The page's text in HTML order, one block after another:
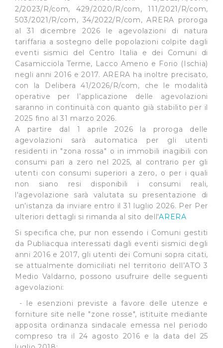
2/2023/R/com, 429/2020/R/com, 111/2021/R/com,
503/2021/R/com, 34/2022/R/com, ARERA proroga
al 31 dicembre 2026 le agevolazioni di natura
tariffaria a sostegno delle popolazioni colpite dagli
eventi sismici del Centro Italia e dei Comuni di
Casamicciola Terme, Lacco Ameno e Forio (Ischia)
negli anni 2016 e 2017. ARERA ha inoltre precisato,
con la Delibera 41/2026/R/com, che le modalità
operative per l’applicazione delle agevolazioni
saranno in continuità con quanto già stabilito per il
2025 fino al 31 marzo 2026.
A partire dal 1 aprile 2026 la proroga delle
agevolazioni sarà automatica per gli utenti
residenti in "zona rossa" o in immobili inagibili con
consumi pari a zero nel 2025, al contrario per gli
utenti con consumi superiori a zero, o per i quali
non siano resi disponibili i consumi reali,
l'agevolazione sarà valutata su presentazione di
un’istanza da inviare entro il 31 luglio 2026. Per Per
ulteriori dettagli si rimanda al sito dell'ARERA
Si specifica che, pur non essendo i Comuni gestiti
da Publiacqua interessati dagli eventi sismici degli
anni 2016 e 2017, gli utenti dei Comuni sopra citati,
se attualmente domiciliati nel territorio dell’ATO 3
Medio Valdarno, possono usufruire delle seguenti
agevolazioni:
- le esenzioni previste a favore delle utenze e
forniture site nelle "zone rosse", istituite mediante
apposita ordinanza sindacale emessa nel periodo
compreso tra il 24 agosto 2016 e la data del 25